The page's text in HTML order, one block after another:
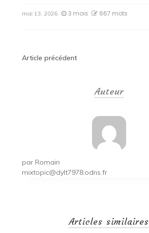
mai 13, 2026 3 mois 667 mots
Navigation
Article précédent
Auteur
par Romain
mixtopic@dylt7978.odns.fr
Articles similaires